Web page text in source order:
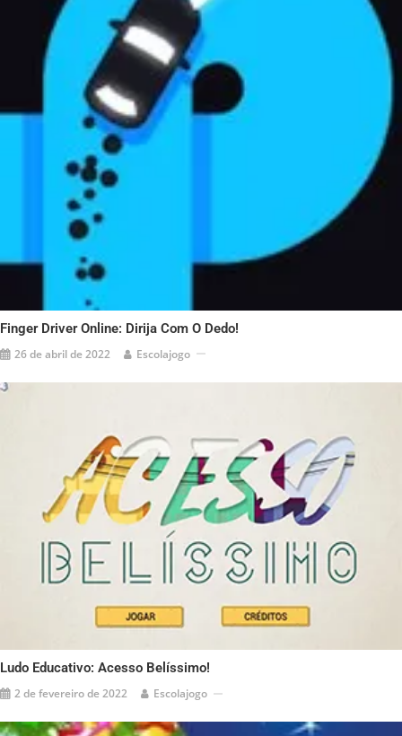
Finger Driver Online: Dirija Com O Dedo!
26 de abril de 2022 Escolajogo
Ludo Educativo: Acesso Belíssimo!
2 de fevereiro de 2022 Escolajogo